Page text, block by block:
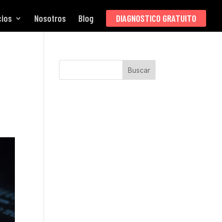
Nosotros Blog DIAGNOSTICO GRATUITO
Buscar